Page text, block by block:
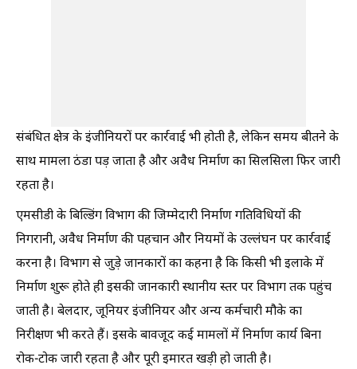
संबंधित क्षेत्र के इंजीनियरों पर कार्रवाई भी होती है, लेकिन समय बीतने के
साथ मामला ठंडा पड़ जाता है और अवैध निर्माण का सिलसिला फिर जारी
रहता है।
एमसीडी के बिल्डिंग विभाग की जिम्मेदारी निर्माण गतिविधियों की
निगरानी, अवैध निर्माण की पहचान और नियमों के उल्लंघन पर कार्रवाई
करना है। विभाग से जुड़े जानकारों का कहना है कि किसी भी इलाके में
निर्माण शुरू होते ही इसकी जानकारी स्थानीय स्तर पर विभाग तक पहुंच
जाती है। बेलदार, जूनियर इंजीनियर और अन्य कर्मचारी मौके का
निरीक्षण भी करते हैं। इसके बावजूद कई मामलों में निर्माण कार्य बिना
रोक-टोक जारी रहता है और पूरी इमारत खड़ी हो जाती है।